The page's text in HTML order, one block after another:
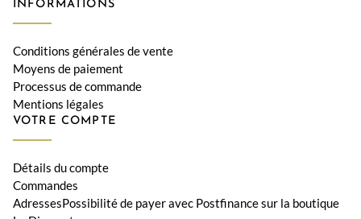
INFORMATIONS
Conditions générales de vente
Moyens de paiement
Processus de commande
Mentions légales
VOTRE COMPTE
Détails du compte
Commandes
AdressesPossibilité de payer avec Postfinance sur la boutique